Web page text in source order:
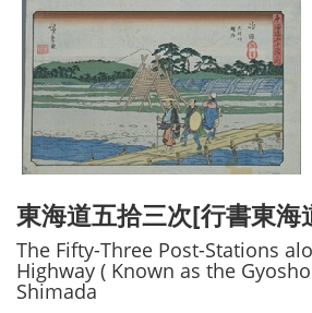
東海道五拾三次[行書東海
The Fifty-Three Post-Stations
Highway ( Known as the
Shimada